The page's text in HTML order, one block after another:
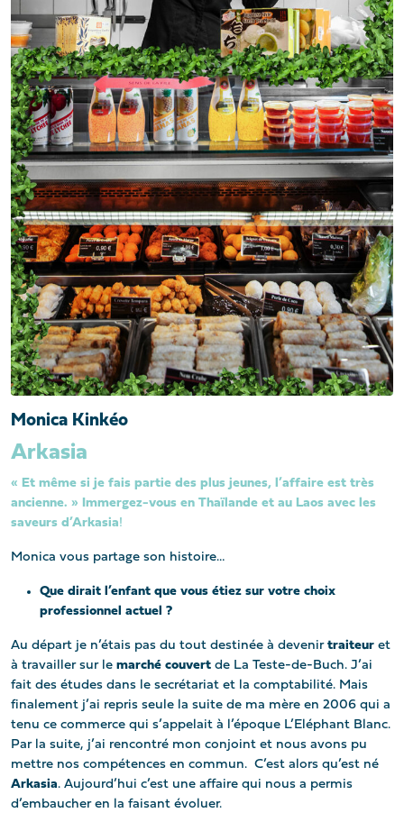
Monica Kinkéo
Arkasia
« Et même si je fais partie des plus jeunes, l’affaire est très
ancienne. » Immergez-vous en Thaïlande et au Laos avec les
saveurs d’Arkasia!
Monica vous partage son histoire…
Que dirait l’enfant que vous étiez sur votre choix
professionnel actuel ?
Au départ je n’étais pas du tout destinée à devenir traiteur et
à travailler sur le marché couvert de La Teste-de-Buch. J’ai
fait des études dans le secrétariat et la comptabilité. Mais
finalement j’ai repris seule la suite de ma mère en 2006 qui a
tenu ce commerce qui s’appelait à l’époque L’Eléphant Blanc.
Par la suite, j’ai rencontré mon conjoint et nous avons pu
mettre nos compétences en commun. C’est alors qu’est né
Arkasia. Aujourd’hui c’est une affaire qui nous a permis
d’embaucher en la faisant évoluer.